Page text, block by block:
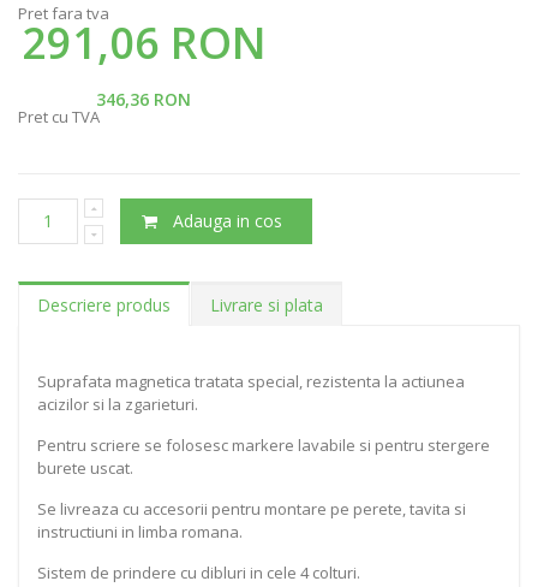
Pret fara tva
291,06 RON
346,36 RON
Pret cu TVA
Adauga in cos
Descriere produs Livrare si plata
Suprafata magnetica tratata special, rezistenta la actiunea
acizilor si la zgarieturi.
Pentru scriere se folosesc markere lavabile si pentru stergere
burete uscat.
Se livreaza cu accesorii pentru montare pe perete, tavita si
instructiuni in limba romana.
Sistem de prindere cu dibluri in cele 4 colturi.